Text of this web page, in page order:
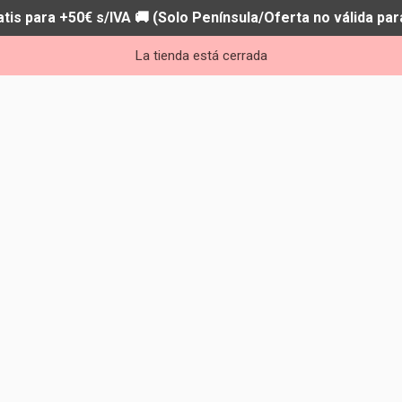
para +50€ s/IVA 🚚 (Solo Península/Oferta no válida
La tienda está cerrada